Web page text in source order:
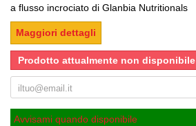
a flusso incrociato di Glanbia Nutritionals
Maggiori dettagli
Prodotto attualmente non disponibile
Avvisami quando disponibile